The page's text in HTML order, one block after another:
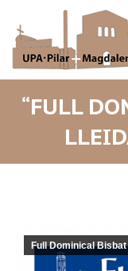
“FULL
Full Dominical